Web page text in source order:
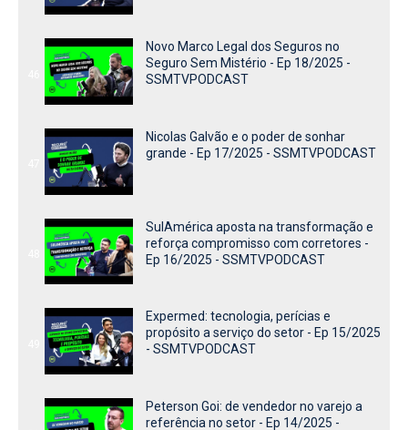
Novo Marco Legal dos Seguros no
Seguro Sem Mistério - Ep 18/2025 -
SSMTVPODCAST
Nicolas Galvão e o poder de sonhar
grande - Ep 17/2025 - SSMTVPODCAST
SulAmérica aposta na transformação e
reforça compromisso com corretores -
Ep 16/2025 - SSMTVPODCAST
Expermed: tecnologia, perícias e
propósito a serviço do setor - Ep 15/2025
- SSMTVPODCAST
Peterson Goi: de vendedor no varejo a
referência no setor - Ep 14/2025 -